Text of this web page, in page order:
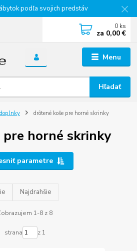
podľa svojich predstáv
Menu
Hľadať
0 ks
za 0,00 €
drôtené koše pre horné skrinky
horné skrinky
parametre
Najdrahšie
1-8 z 8
strana z 1